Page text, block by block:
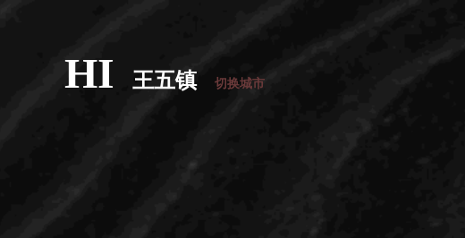
HI 王五镇 切换城市